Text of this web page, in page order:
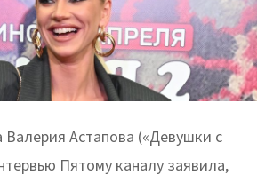
Валерия Астапова («Девушки с
Пятому каналу заявила,